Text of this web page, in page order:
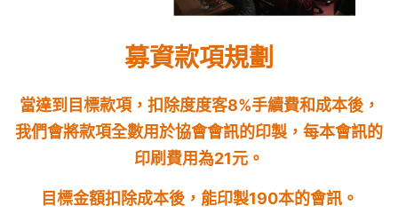
募資款項規劃
當達到目標款項，扣除度度客8%手續費和成本後，
我們會將款項全數用於協會會訊的印製， 每本會訊的
印刷費用為21元。
目標金額扣除成本後，能印製190本的會訊。